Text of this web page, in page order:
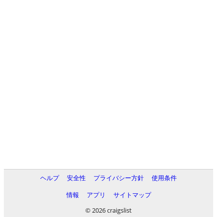
ヘルプ 安全性 プライバシー方針
使用条件
情報
アプリ
サイトマップ
© 2026 craigslist